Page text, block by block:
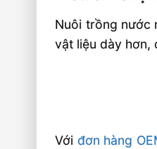
Nuôi trồng nước
vật liệu dày hơn,
Với đơn hàng